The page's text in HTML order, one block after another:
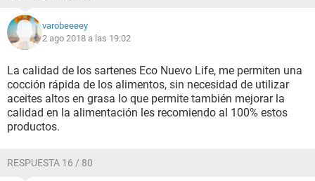
varobeeeey
2 ago 2018 a las 19:02
La calidad de los sartenes Eco Nuevo Life, me permiten una
cocción rápida de los alimentos, sin necesidad de utilizar
aceites altos en grasa lo que permite también mejorar la
calidad en la alimentación les recomiendo al 100% estos
productos.
RESPUESTA 16 / 80